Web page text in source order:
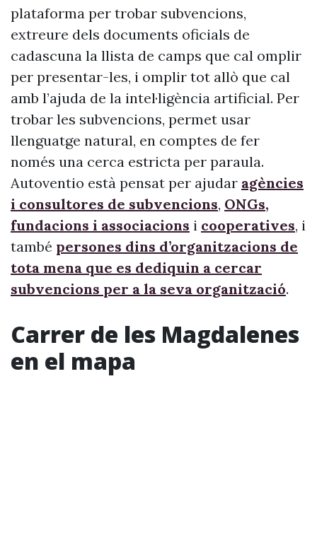
plataforma per trobar subvencions,
extreure dels documents oficials de
cadascuna la llista de camps que cal omplir
per presentar-les, i omplir tot allò que cal
amb l’ajuda de la intel·ligència artificial. Per
trobar les subvencions, permet usar
llenguatge natural, en comptes de fer
només una cerca estricta per paraula.
Autoventio està pensat per ajudar agències
i consultores de subvencions, ONGs,
fundacions i associacions i cooperatives, i
també persones dins d’organitzacions de
tota mena que es dediquin a cercar
subvencions per a la seva organització.
Carrer de les Magdalenes
en el mapa